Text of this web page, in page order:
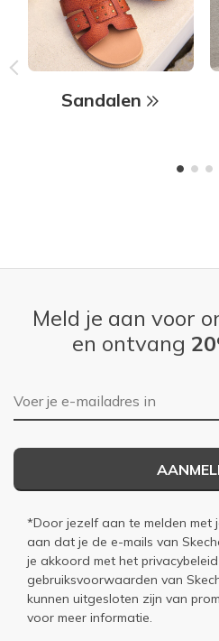
Sandalen
Meld je aan voor
en ontvang
E-mailadres
*Door jezelf aan te melden met
aan dat je de e-mails van
je akkoord met het privacybeleid
gebruiksvoorwaarden van
kunnen uitgesloten zijn van
voor meer informatie.